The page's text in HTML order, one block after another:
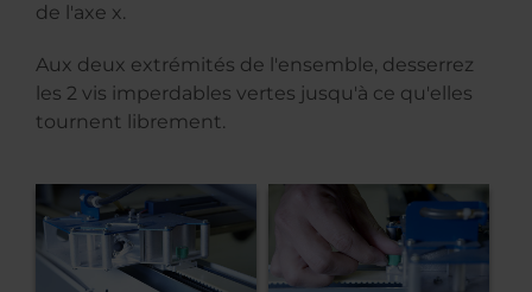
de l'axe x.
Aux deux extrémités de l'ensemble, desserrez
les 2 vis imperdables vertes jusqu'à ce qu'elles
tournent librement.